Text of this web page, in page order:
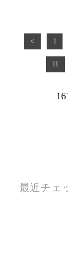
< 1
11
最近チェ